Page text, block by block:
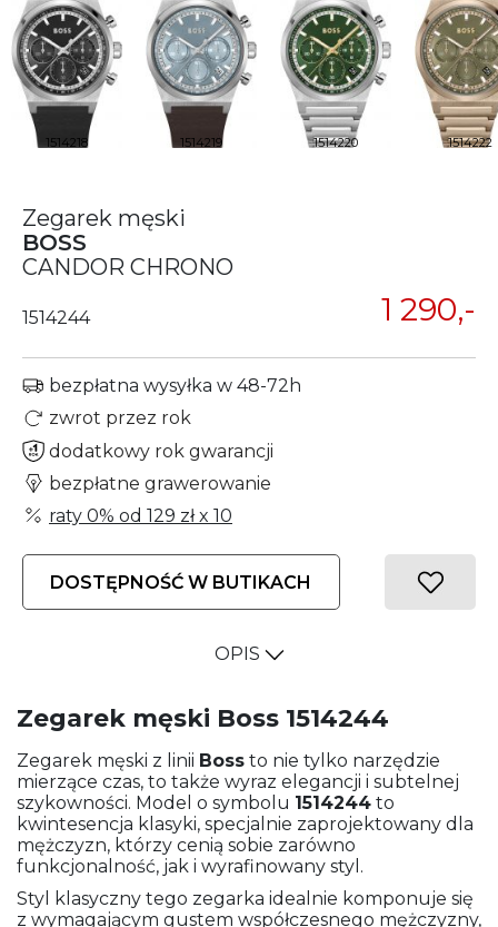
1514218 1514219 1514220 1514222
Zegarek męski
BOSS
CANDOR CHRONO
1514244 1 290,-
bezpłatna wysyłka w 48-72h
zwrot przez rok
dodatkowy rok gwarancji
bezpłatne grawerowanie
raty 0% od 129 złx 10
DOSTĘPNOŚĆ W BUTIKACH
OPIS
Zegarek męski Boss 1514244
Zegarek męski z linii Boss to nie tylko narzędzie
mierzące czas, to także wyraz elegancji i subtelnej
szykowności. Model o symbolu 1514244 to
kwintesencja klasyki, specjalnie zaprojektowany dla
mężczyzn, którzy cenią sobie zarówno
funkcjonalność, jak i wyrafinowany styl.
Styl klasyczny tego zegarka idealnie komponuje się
z wymagającym gustem współczesnego mężczyzny,